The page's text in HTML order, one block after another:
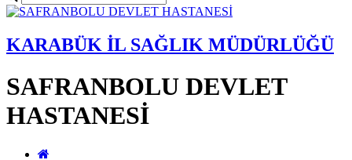
KARABÜK İL SAĞLIK MÜDÜRLÜĞÜ
SAFRANBOLU DEVLET
HASTANESİ